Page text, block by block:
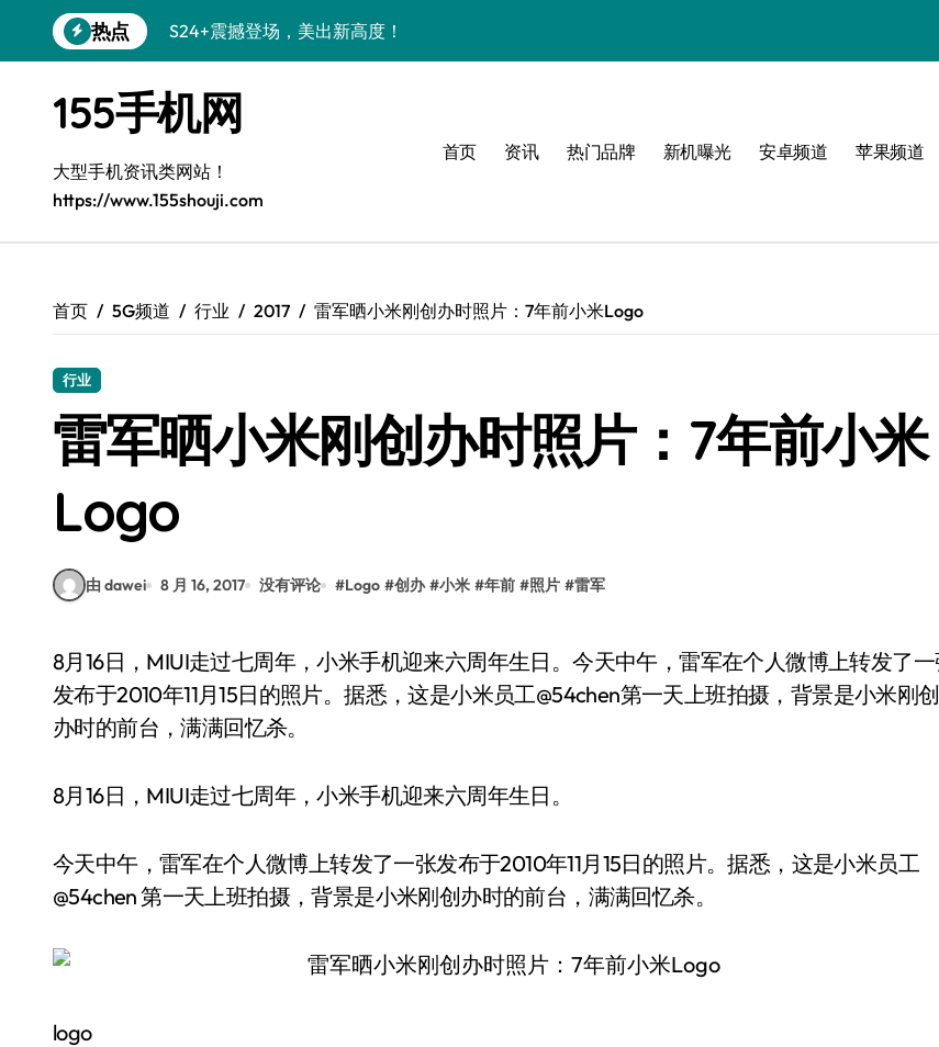
到
热点
S24+震撼登场，美出新高度！
Galaxy A56 5G登场，时尚与性能双巅峰！
Galaxy Z Flip6：折叠时尚，尽显潮流新宠
三星Galaxy S26发布：个性美化全攻略
Galaxy S25美颜秘籍：个性定制炫酷玩法
Galaxy C55 5G登场，演绎三星美学新巅峰
S25 Ultra颜值炸裂！定制主题引领潮流新体验
155手机网
大型手机资讯类网站！
https://www.155shouji.com
首页 资讯 热门品牌 新机曝光 安卓频道 苹果频道
首页 5G频道 行业 2017 雷军晒小米刚创办时照片：7年前小米Logo
行业
雷军晒小米刚创办时照片：7年前小米
Logo
由 dawei 8 月 16, 2017 没有评论 #Logo #创办 #小米 #年前 #照片 #雷军
8月16日，MIUI走过七周年，小米手机迎来六周年生日。今天中午，雷军在个人微博上转发了一张
发布于2010年11月15日的照片。据悉，这是小米员工@54chen第一天上班拍摄，背景是小米刚创
办时的前台，满满回忆杀。
8月16日，MIUI走过七周年，小米手机迎来六周年生日。
今天中午，雷军在个人微博上转发了一张发布于2010年11月15日的照片。据悉，这是小米员工
@54chen 第一天上班拍摄，背景是小米刚创办时的前台，满满回忆杀。
logo